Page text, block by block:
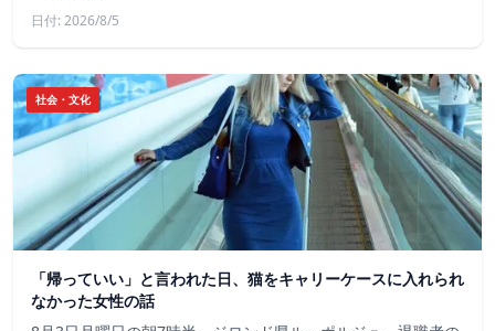
日付: 2026/8/5
社会・文化
「帰っていい」と言われた日、猫をキャリーケースに入れられ
なかった女性の話